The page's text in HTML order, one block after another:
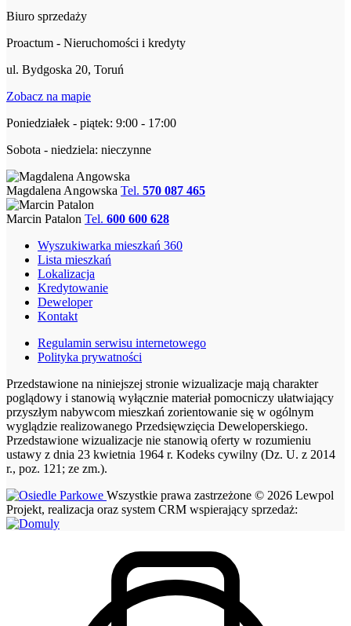
Biuro sprzedaży
Proactum - Nieruchomości i kredyty
ul. Bydgoska 20, Toruń
Zobacz na mapie
Poniedziałek - piątek: 9:00 - 17:00
Sobota - niedziela: nieczynne
Magdalena Angowska Tel. 570 087 465
Marcin Patalon Tel. 600 600 628
Wyszukiwarka mieszkań 360
Lista mieszkań
Lokalizacja
Kredytowanie
Deweloper
Kontakt
Regulamin serwisu internetowego
Polityka prywatności
Przedstawione na niniejszej stronie wizualizacje mają charakter
poglądowy i stanowią wyłącznie materiał pomocniczy ułatwiający
przyszłym nabywcom mieszkań zorientowanie się w ogólnym
wyglądzie realizowanego Przedsięwzięcia Deweloperskiego.
Przedstawione wizualizacje nie stanowią oferty w rozumieniu
ustawy z dnia 23 kwietnia 1964 r. Kodeks cywilny (Dz. U. z 2014
r., poz. 121; ze zm.).
Wszystkie prawa zastrzeżone © 2026 Lewpol
Projekt, realizacja oraz system CRM wspierający sprzedaż: